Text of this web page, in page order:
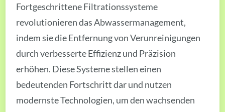
Fortgeschrittene Filtrationssysteme
revolutionieren das Abwassermanagement,
indem sie die Entfernung von Verunreinigungen
durch verbesserte Effizienz und Präzision
erhöhen. Diese Systeme stellen einen
bedeutenden Fortschritt dar und nutzen
modernste Technologien, um den wachsenden